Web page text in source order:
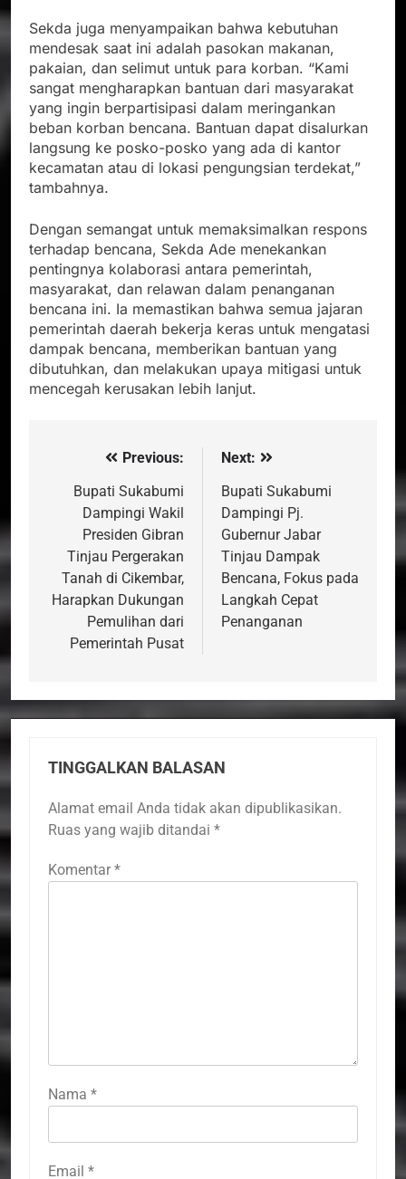
Sekda juga menyampaikan bahwa kebutuhan
mendesak saat ini adalah pasokan makanan,
pakaian, dan selimut untuk para korban. “Kami
sangat mengharapkan bantuan dari masyarakat
yang ingin berpartisipasi dalam meringankan
beban korban bencana. Bantuan dapat disalurkan
langsung ke posko-posko yang ada di kantor
kecamatan atau di lokasi pengungsian terdekat,”
tambahnya.
Dengan semangat untuk memaksimalkan respons
terhadap bencana, Sekda Ade menekankan
pentingnya kolaborasi antara pemerintah,
masyarakat, dan relawan dalam penanganan
bencana ini. Ia memastikan bahwa semua jajaran
pemerintah daerah bekerja keras untuk mengatasi
dampak bencana, memberikan bantuan yang
dibutuhkan, dan melakukan upaya mitigasi untuk
mencegah kerusakan lebih lanjut.
Navigasi
pos
Previous:
Bupati Sukabumi
Dampingi Wakil
Presiden Gibran
Tinjau Pergerakan
Tanah di Cikembar,
Harapkan Dukungan
Pemulihan dari
Pemerintah Pusat
Next:
Bupati Sukabumi
Dampingi Pj.
Gubernur Jabar
Tinjau Dampak
Bencana, Fokus pada
Langkah Cepat
Penanganan
TINGGALKAN BALASAN
Alamat email Anda tidak akan dipublikasikan.
Ruas yang wajib ditandai *
Komentar *
Nama *
Email *